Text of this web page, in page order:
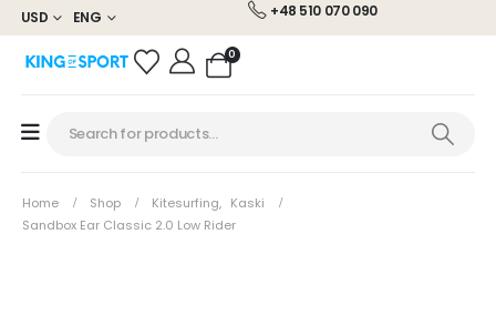
USD ENG +48 510 070 090
0
Home Shop Kitesurfing, Kaski
Sandbox Ear Classic 2.0 Low Rider